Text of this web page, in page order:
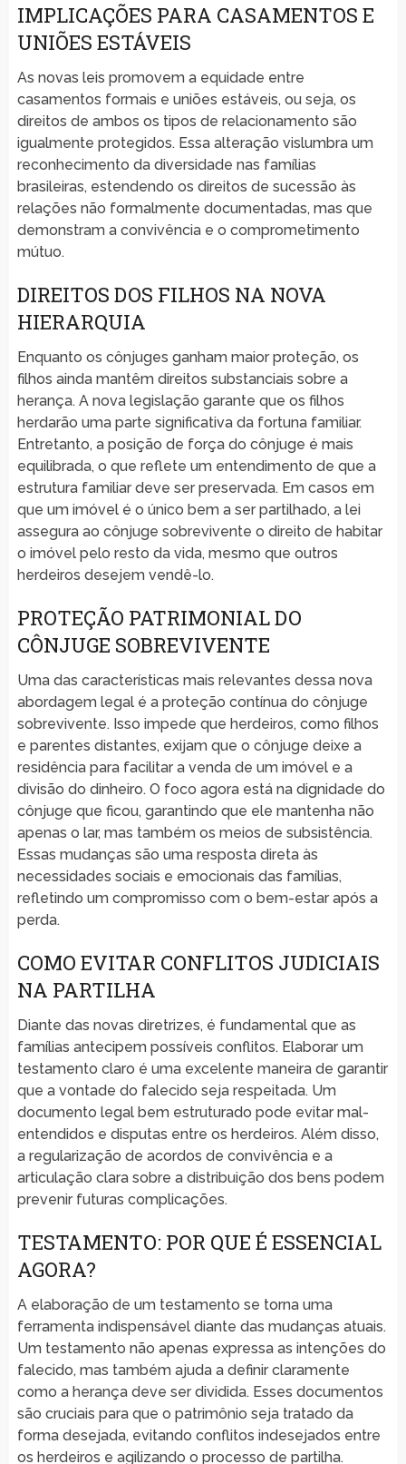
IMPLICAÇÕES PARA CASAMENTOS E
UNIÕES ESTÁVEIS
As novas leis promovem a equidade entre
casamentos formais e uniões estáveis, ou seja, os
direitos de ambos os tipos de relacionamento são
igualmente protegidos. Essa alteração vislumbra um
reconhecimento da diversidade nas famílias
brasileiras, estendendo os direitos de sucessão às
relações não formalmente documentadas, mas que
demonstram a convivência e o comprometimento
mútuo.
DIREITOS DOS FILHOS NA NOVA
HIERARQUIA
Enquanto os cônjuges ganham maior proteção, os
filhos ainda mantêm direitos substanciais sobre a
herança. A nova legislação garante que os filhos
herdarão uma parte significativa da fortuna familiar.
Entretanto, a posição de força do cônjuge é mais
equilibrada, o que reflete um entendimento de que a
estrutura familiar deve ser preservada. Em casos em
que um imóvel é o único bem a ser partilhado, a lei
assegura ao cônjuge sobrevivente o direito de habitar
o imóvel pelo resto da vida, mesmo que outros
herdeiros desejem vendê-lo.
PROTEÇÃO PATRIMONIAL DO
CÔNJUGE SOBREVIVENTE
Uma das características mais relevantes dessa nova
abordagem legal é a proteção contínua do cônjuge
sobrevivente. Isso impede que herdeiros, como filhos
e parentes distantes, exijam que o cônjuge deixe a
residência para facilitar a venda de um imóvel e a
divisão do dinheiro. O foco agora está na dignidade do
cônjuge que ficou, garantindo que ele mantenha não
apenas o lar, mas também os meios de subsistência.
Essas mudanças são uma resposta direta às
necessidades sociais e emocionais das famílias,
refletindo um compromisso com o bem-estar após a
perda.
COMO EVITAR CONFLITOS JUDICIAIS
NA PARTILHA
Diante das novas diretrizes, é fundamental que as
famílias antecipem possíveis conflitos. Elaborar um
testamento claro é uma excelente maneira de garantir
que a vontade do falecido seja respeitada. Um
documento legal bem estruturado pode evitar mal-
entendidos e disputas entre os herdeiros. Além disso,
a regularização de acordos de convivência e a
articulação clara sobre a distribuição dos bens podem
prevenir futuras complicações.
TESTAMENTO: POR QUE É ESSENCIAL
AGORA?
A elaboração de um testamento se torna uma
ferramenta indispensável diante das mudanças atuais.
Um testamento não apenas expressa as intenções do
falecido, mas também ajuda a definir claramente
como a herança deve ser dividida. Esses documentos
são cruciais para que o patrimônio seja tratado da
forma desejada, evitando conflitos indesejados entre
os herdeiros e agilizando o processo de partilha.